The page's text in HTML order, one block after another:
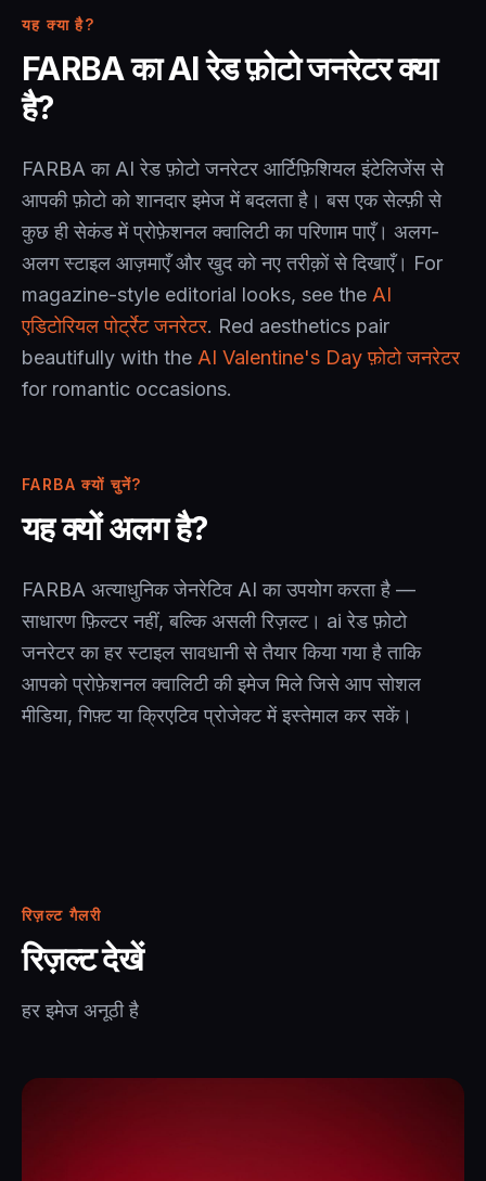
यह क्या है?
FARBA का AI रेड फ़ोटो जनरेटर क्या
है?
FARBA का AI रेड फ़ोटो जनरेटर आर्टिफ़िशियल इंटेलिजेंस से
आपकी फ़ोटो को शानदार इमेज में बदलता है। बस एक सेल्फ़ी से
कुछ ही सेकंड में प्रोफ़ेशनल क्वालिटी का परिणाम पाएँ। अलग-
अलग स्टाइल आज़माएँ और खुद को नए तरीक़ों से दिखाएँ। For
magazine-style editorial looks, see the AI
एडिटोरियल पोर्ट्रेट जनरेटर. Red aesthetics pair
beautifully with the AI Valentine's Day फ़ोटो जनरेटर
for romantic occasions.
FARBA क्यों चुनें?
यह क्यों अलग है?
FARBA अत्याधुनिक जेनरेटिव AI का उपयोग करता है —
साधारण फ़िल्टर नहीं, बल्कि असली रिज़ल्ट। ai रेड फ़ोटो
जनरेटर का हर स्टाइल सावधानी से तैयार किया गया है ताकि
आपको प्रोफ़ेशनल क्वालिटी की इमेज मिले जिसे आप सोशल
मीडिया, गिफ़्ट या क्रिएटिव प्रोजेक्ट में इस्तेमाल कर सकें।
रिज़ल्ट गैलरी
रिज़ल्ट देखें
हर इमेज अनूठी है